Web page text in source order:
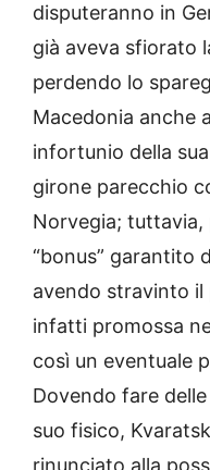
disputeranno in
già aveva sfiorato
perdendo lo
Macedonia anche
infortunio della
girone parecchio
Norvegia; tuttavia,
“bonus” garantito
avendo stravinto
infatti promossa
così un eventuale
Dovendo fare
suo fisico,